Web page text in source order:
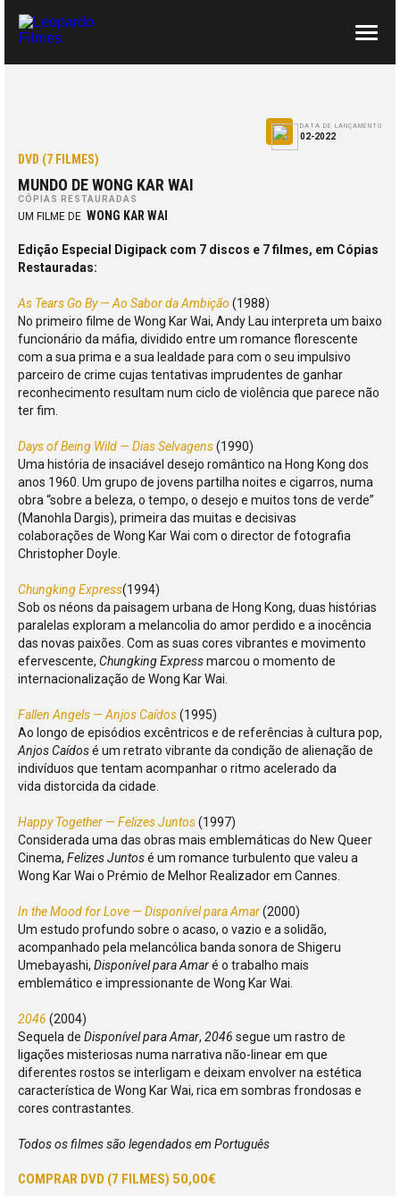
SOBRE NÓS
CONTACTOS
DVD (7 FILMES)
MUNDO DE WONG KAR WAI
CÓPIAS RESTAURADAS
DATA DE LANÇAMENTO
02-2022
UM FILME DE WONG KAR WAI
Edição Especial Digipack com 7 discos e 7 filmes, em Cópias
Restauradas:
As Tears Go By — Ao Sabor da Ambição (1988)
No primeiro filme de Wong Kar Wai, Andy Lau interpreta um baixo
funcionário da máfia, dividido entre um romance florescente
com a sua prima e a sua lealdade para com o seu impulsivo
parceiro de crime cujas tentativas imprudentes de ganhar
reconhecimento resultam num ciclo de violência que parece não
ter fim.
Days of Being Wild — Dias Selvagens(1990)
Uma história de insaciável desejo romântico na Hong Kong dos
anos 1960. Um grupo de jovens partilha noites e cigarros, numa
obra “sobre a beleza, o tempo, o desejo e muitos tons de verde”
(Manohla Dargis), primeira das muitas e decisivas
colaborações de Wong Kar Wai com o director de fotografia
Christopher Doyle.
Chungking Express(1994)
Sob os néons da paisagem urbana de Hong Kong, duas histórias
paralelas exploram a melancolia do amor perdido e a inocência
das novas paixões. Com as suas cores vibrantes e movimento
efervescente, Chungking Expressmarcou o momento de
internacionalização de Wong Kar Wai.
Fallen Angels — Anjos Caídos(1995)
Ao longo de episódios excêntricos e de referências à cultura pop,
Anjos Caídosé um retrato vibrante da condição de alienação de
indivíduos que tentam acompanhar o ritmo acelerado da
vida distorcida da cidade.
Happy Together — Felizes Juntos(1997)
Considerada uma das obras mais emblemáticas do New Queer
Cinema, Felizes Juntosé um romance turbulento que valeu a
Wong Kar Wai o Prémio de Melhor Realizador em Cannes.
In the Mood for Love — Disponível para Amar(2000)
Um estudo profundo sobre o acaso, o vazio e a solidão,
acompanhado pela melancólica banda sonora de Shigeru
Umebayashi, Disponível para Amaré o trabalho mais
emblemático e impressionante de Wong Kar Wai.
2046 (2004)
Sequela de Disponível para Amar, 2046 segue um rastro de
ligações misteriosas numa narrativa não-linear em que
diferentes rostos se interligam e deixam envolver na estética
característica de Wong Kar Wai, rica em sombras frondosas e
cores contrastantes.
Todos os filmes são legendados em Português
COMPRAR DVD (7 FILMES) 50,00€